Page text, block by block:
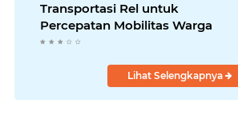
Transportasi Rel untuk
Percepatan Mobilitas Warga
Lihat Selengkapnya